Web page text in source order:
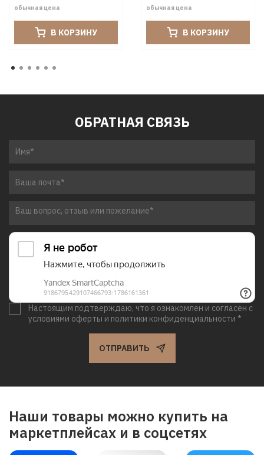
обычная цена
В КОРЗИНУ
обычная цена
В КОРЗИНУ
ОБРАТНАЯ СВЯЗЬ
Настоящим подтверждаю, что я ознакомлен и согласен с
условиями оферты и политики конфиденциальности *
ОТПРАВИТЬ
Наши товары можно купить на
маркетплейсах и в соцсетях